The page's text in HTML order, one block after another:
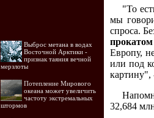
Выброс метана в водах
Восточной Арктики -
признак таяния вечной
мерзлоты
Потепление Мирового
океана может увеличить
частоту экстремальных
штормов
"То
мы
спроса.
Европу,
или под
картину",
32,684